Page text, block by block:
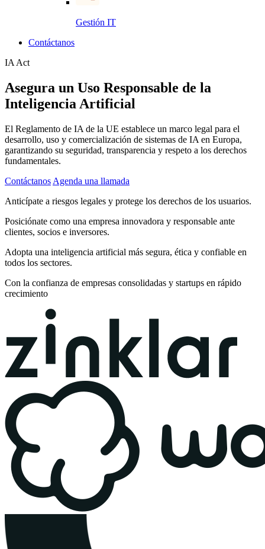
Gestión IT
Contáctanos
IA Act
Asegura un Uso Responsable de la
Inteligencia Artificial
El Reglamento de IA de la UE establece un marco legal para el
desarrollo, uso y comercialización de sistemas de IA en Europa,
garantizando su seguridad, transparencia y respeto a los derechos
fundamentales.
Contáctanos Agenda una llamada
Anticípate a riesgos legales y protege los derechos de los usuarios.
Posiciónate como una empresa innovadora y responsable ante
clientes, socios e inversores.
Adopta una inteligencia artificial más segura, ética y confiable en
todos los sectores.
Con la confianza de empresas consolidadas y startups en rápido
crecimiento